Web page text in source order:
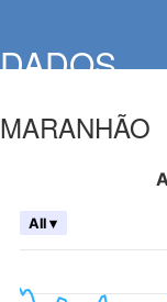
DADOS
MARANHÃO